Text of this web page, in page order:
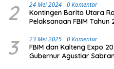
2 24 Mei 2024 0 Komentar
Kontingen Barito Utara
Pelaksanaan FBIM
3 23 Mei 2025 0 Komentar
FBIM dan Kalteng Expo
Gubernur Agustiar